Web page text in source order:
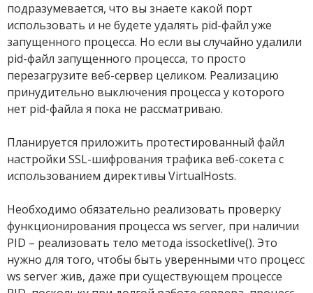
подразумевается, что вы знаете какой порт
использовать и не будете удалять pid-файл уже
запущенного процесса. Но если вы случайно удалили
pid-файл запущенного процесса, то просто
перезагрузите веб-сервер целиком. Реализацию
принудительно выключения процесса у которого
нет pid-файла я пока не рассматриваю.
Планируется приложить протестированный файл
настройки SSL-шифрования трафика веб-сокета с
использованием директивы VirtualHosts.
Необходимо обязательно реализовать проверку
функционирования процесса ws server, при наличии
PID – реализовать тело метода issocketlive(). Это
нужно для того, чтобы быть уверенными что процесс
ws server жив, даже при существующем процессе